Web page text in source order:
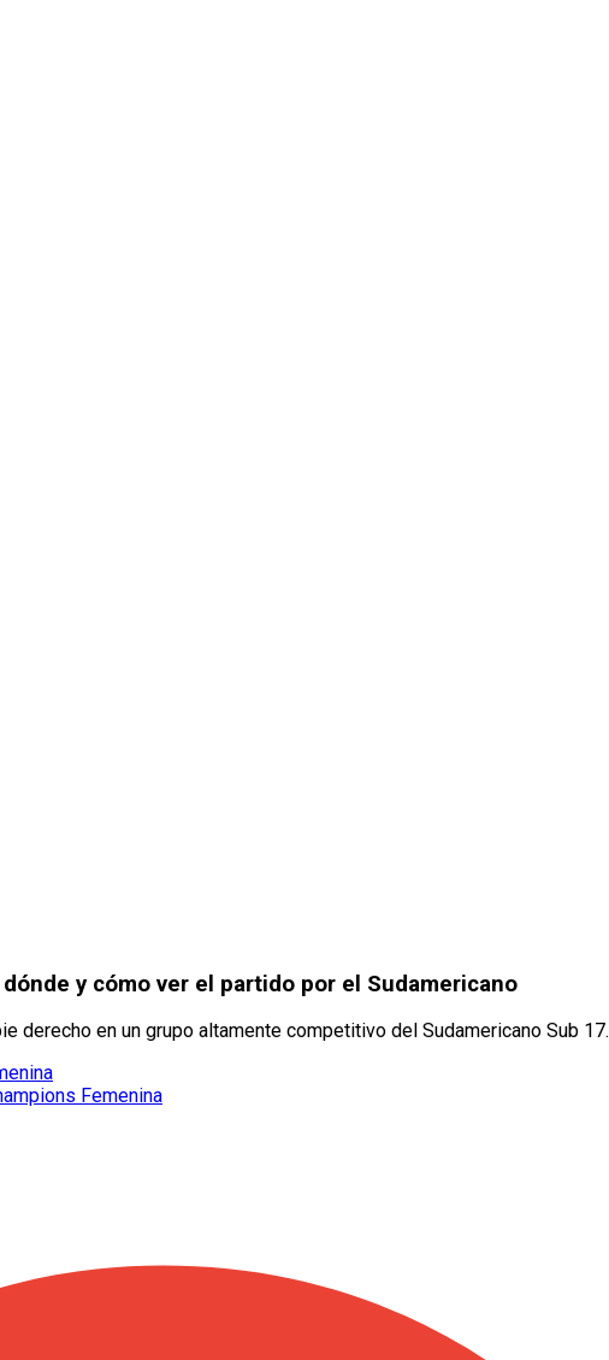
y cómo ver el partido por el Sudamericano
derecho en un grupo altamente competitivo del Sudamericano Sub 17.
Femenina